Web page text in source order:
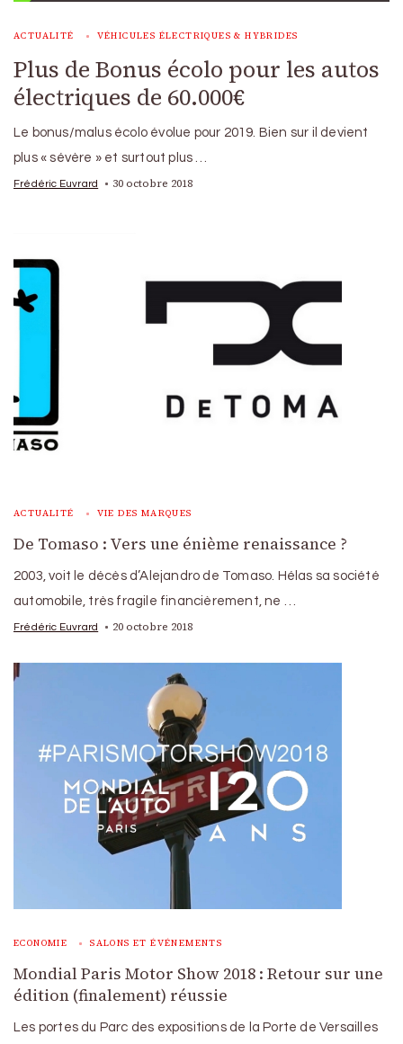
ACTUALITÉ VÉHICULES ÉLECTRIQUES & HYBRIDES
Plus de Bonus écolo pour les autos
électriques de 60.000€
Le bonus/malus écolo évolue pour 2019. Bien sur il devient
plus « sévère » et surtout plus …
Frédéric Euvrard 30 octobre 2018
ACTUALITÉ VIE DES MARQUES
De Tomaso : Vers une énième renaissance ?
2003, voit le décès d’Alejandro de Tomaso. Hélas sa société
automobile, très fragile financièrement, ne …
Frédéric Euvrard 20 octobre 2018
ECONOMIE SALONS ET ÉVÉNEMENTS
Mondial Paris Motor Show 2018 : Retour sur une
édition (finalement) réussie
Les portes du Parc des expositions de la Porte de Versailles